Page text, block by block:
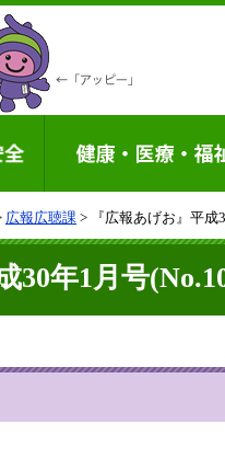
広報広聴課 > 『広報あげお』平成
30年1月号